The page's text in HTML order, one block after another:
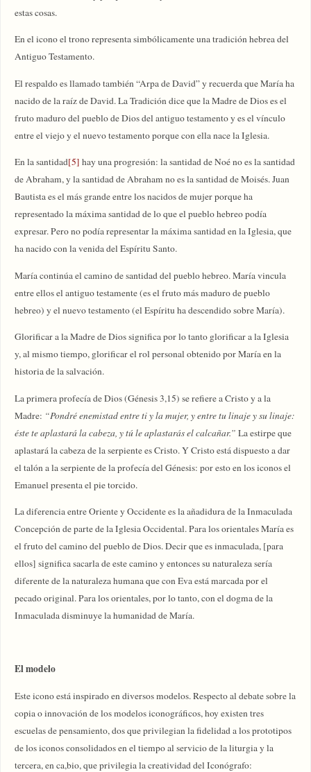
estas cosas.
En el icono el trono representa simbólicamente una tradición hebrea del
Antiguo Testamento.
El respaldo es llamado también “Arpa de David” y recuerda que María ha
nacido de la raíz de David. La Tradición dice que la Madre de Dios es el
fruto maduro del pueblo de Dios del antiguo testamento y es el vínculo
entre el viejo y el nuevo testamento porque con ella nace la Iglesia.
En la santidad[5] hay una progresión: la santidad de Noé no es la santidad
de Abraham, y la santidad de Abraham no es la santidad de Moisés. Juan
Bautista es el más grande entre los nacidos de mujer porque ha
representado la máxima santidad de lo que el pueblo hebreo podía
expresar. Pero no podía representar la máxima santidad en la Iglesia, que
ha nacido con la venida del Espíritu Santo.
María continúa el camino de santidad del pueblo hebreo. María vincula
entre ellos el antiguo testamente (es el fruto más maduro de pueblo
hebreo) y el nuevo testamento (el Espíritu ha descendido sobre María).
Glorificar a la Madre de Dios significa por lo tanto glorificar a la Iglesia
y, al mismo tiempo, glorificar el rol personal obtenido por María en la
historia de la salvación.
La primera profecía de Dios (Génesis 3,15) se refiere a Cristo y a la
Madre: “Pondréenemistad entre ti y la mujer, y entre tu linaje y su linaje:
éste te aplastará la cabeza, y tú le aplastarás el calcañar.”La estirpe que
aplastará la cabeza de la serpiente es Cristo. Y Cristo está dispuesto a dar
el talón a la serpiente de la profecía del Génesis: por esto en los iconos el
Emanuel presenta el pie torcido.
La diferencia entre Oriente y Occidente es la añadidura de la Inmaculada
Concepción de parte de la Iglesia Occidental. Para los orientales María es
el fruto del camino del pueblo de Dios. Decir que es inmaculada, [para
ellos] significa sacarla de este camino y entonces su naturaleza sería
diferente de la naturaleza humana que con Eva está marcada por el
pecado original. Para los orientales, por lo tanto, con el dogma de la
Inmaculada disminuye la humanidad de María.
El modelo
Este icono está inspirado en diversos modelos. Respecto al debate sobre la
copia o innovación de los modelos iconográficos, hoy existen tres
escuelas de pensamiento, dos que privilegian la fidelidad a los prototipos
de los iconos consolidados en el tiempo al servicio de la liturgia y la
tercera, en ca,bio, que privilegia la creatividad del Iconógrafo: